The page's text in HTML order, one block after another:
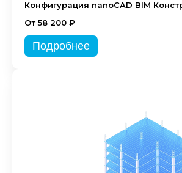
Конфигурация nanoCAD BIM
От 58 200 ₽
Подробнее